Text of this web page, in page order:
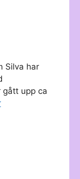
Silva har
gått upp ca